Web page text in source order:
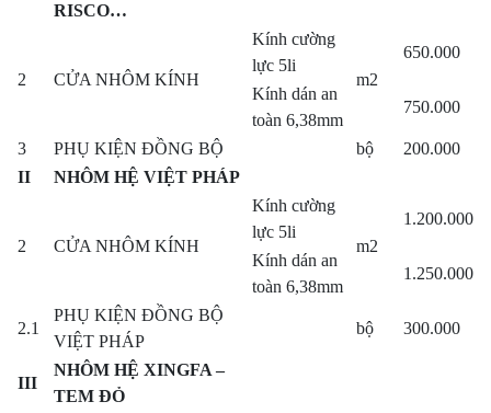
RISCO…
2 CỬA NHÔM KÍNH
Kính cường
lực 5li
m2
650.000
Kính dán an
toàn 6,38mm
750.000
3 PHỤ KIỆN ĐỒNG BỘ bộ
200.000
II
NHÔM HỆ VIỆT PHÁP
2 CỬA NHÔM KÍNH
Kính cường
lực 5li
m2
1.200.000
Kính dán an
toàn 6,38mm
1.250.000
2.1
PHỤ KIỆN ĐỒNG BỘ
VIỆT PHÁP
bộ 300.000
III
NHÔM HỆ XINGFA –
TEM ĐỎ